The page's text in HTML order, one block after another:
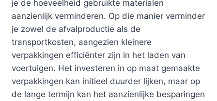
je de hoeveelheid gebruikte materialen
aanzienlijk verminderen. Op die manier verminder
je zowel de afvalproductie als de
transportkosten, aangezien kleinere
verpakkingen efficiënter zijn in het laden van
voertuigen. Het investeren in op maat gemaakte
verpakkingen kan initieel duurder lijken, maar op
de lange termijn kan het aanzienlijke besparingen